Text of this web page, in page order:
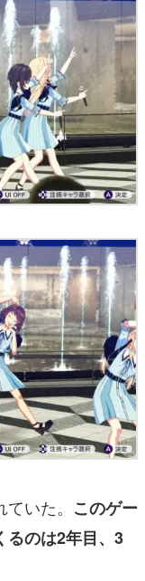
いた。 このゲー
るのは2年目、3